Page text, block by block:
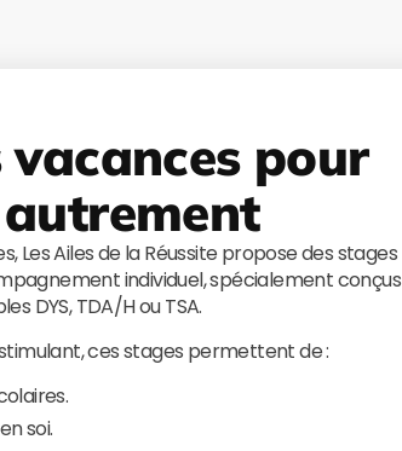
vacances pour
Les Ailes de la Réussite propose des stages
individuel, spécialement conçus
DYS, TDA/H ou TSA.
ces stages permettent de :
soi.